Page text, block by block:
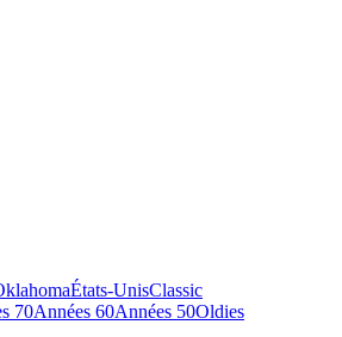
États-UnisClassic
70Années 60Années 50Oldies